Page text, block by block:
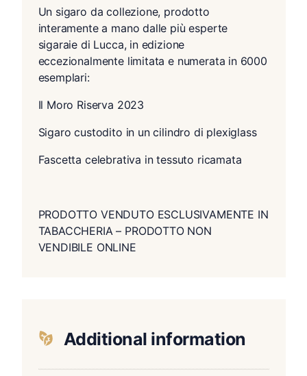
Un sigaro da collezione, prodotto
interamente a mano dalle più esperte
sigaraie di Lucca, in edizione
eccezionalmente limitata e numerata in 6000
esemplari:
Il Moro Riserva 2023
Sigaro custodito in un cilindro di plexiglass
Fascetta celebrativa in tessuto ricamata
PRODOTTO VENDUTO ESCLUSIVAMENTE IN
TABACCHERIA – PRODOTTO NON
VENDIBILE ONLINE
Additional information